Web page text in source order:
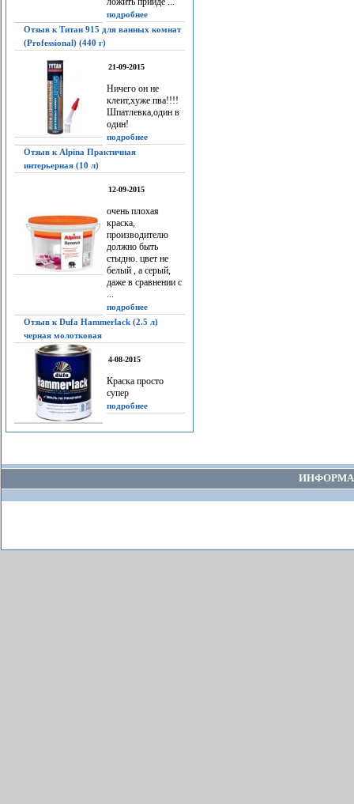
подробнее
Отзыв к Титан 915 для ванных комнат
(Professional) (440 г)
21-09-2015
Ничего он не
клеит,хуже пва!!!!
Шпатлевка,один в
один!
подробнее
Отзыв к Alpina Практичная
интерьерная (10 л)
12-09-2015
очень плохая
краска,
производителю
должно быть
стыдно. цвет не
белый , а серый,
даже в сравнении с
...
подробнее
Отзыв к Dufa Hammerlack (2.5 л)
черная молотковая
4-08-2015
Краска просто
супер
подробнее